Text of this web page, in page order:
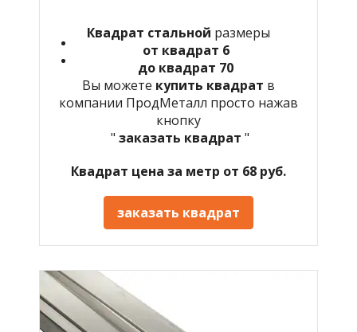
Квадрат стальной размеры
от квадрат 6
до квадрат 70
Вы можете купить квадрат в
компании ПродМеталл просто нажав
кнопку
" заказать квадрат "
Квадрат цена за метр от 68 руб.
заказать квадрат